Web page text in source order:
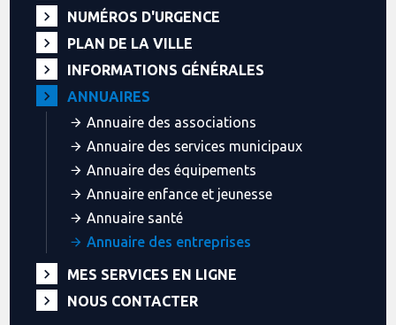
NUMÉROS D'URGENCE
PLAN DE LA VILLE
INFORMATIONS GÉNÉRALES
ANNUAIRES
Annuaire des associations
Annuaire des services municipaux
Annuaire des équipements
Annuaire enfance et jeunesse
Annuaire santé
Annuaire des entreprises
MES SERVICES EN LIGNE
NOUS CONTACTER